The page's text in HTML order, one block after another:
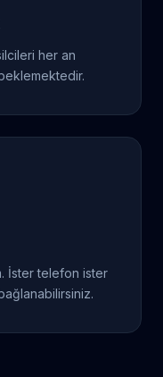
her an
beklemektedir.
İster telefon ister